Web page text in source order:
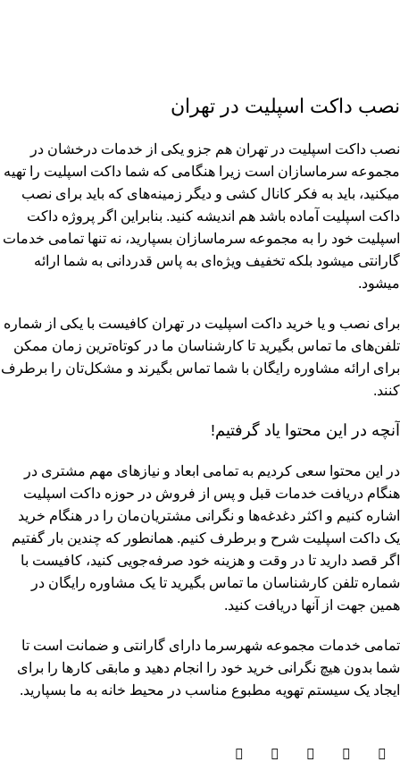
نصب داکت اسپلیت در تهران
نصب داکت اسپلیت در تهران هم جزو یکی از خدمات درخشان در
مجموعه سرماسازان است زیرا هنگامی که شما داکت اسپلیت را تهیه
میکنید، باید به فکر کانال کشی و دیگر زمینه‌های که باید برای نصب
داکت اسپلیت آماده باشد هم اندیشه کنید. بنابر‌این اگر پروژه داکت
اسپلیت خود را به مجموعه سرماسازان بسپارید، نه تنها تمامی خدمات
گارانتی میشود بلکه تخفیف ویژه‌ای به پاس قدردانی به شما ارائه
میشود.
برای نصب و یا خرید داکت اسپلیت در تهران کافیست با یکی از شماره
تلفن‌های ما تماس بگیرید تا کارشناسان ما در کوتاه‌ترین زمان ممکن
برای ارائه مشاوره رایگان با شما تماس بگیرند و مشکل‌تان را برطرف
کنند.
آنچه در این محتوا یاد گرفتیم!
در این محتوا سعی کردیم به تمامی ابعاد و نیاز‌های مهم مشتری در
هنگام دریافت خدمات قبل و پس از فروش در حوزه داکت اسپلیت
اشاره کنیم و اکثر دغدغه‌ها و نگرانی مشتریان‌مان را در هنگام خرید
یک داکت اسپلیت شرح و برطرف کنیم. همانطور که چندین بار گفتیم
اگر قصد دارید تا در وقت و هزینه خود صرفه‌جویی کنید، کافیست با
شماره تلفن کارشناسان ما تماس بگیرید تا یک مشاوره رایگان در
همین جهت از آنها دریافت کنید.
تمامی خدمات مجموعه شهرسرما دارای گارانتی و ضمانت است تا
شما بدون هیچ نگرانی خرید خود را انجام دهید و مابقی کار‌ها را برای
ایجاد یک سیستم تهویه مطبوع مناسب در محیط خانه به ما بسپارید.